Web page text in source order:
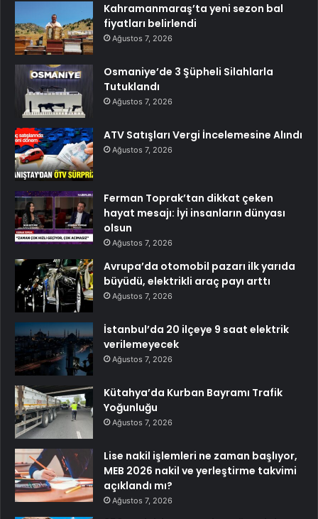
Kahramanmaraş’ta yeni sezon bal
fiyatları belirlendi
Ağustos 7, 2026
Osmaniye’de 3 Şüpheli Silahlarla
Tutuklandı
Ağustos 7, 2026
ATV Satışları Vergi İncelemesine Alındı
Ağustos 7, 2026
Ferman Toprak’tan dikkat çeken
hayat mesajı: İyi insanların dünyası
olsun
Ağustos 7, 2026
Avrupa’da otomobil pazarı ilk yarıda
büyüdü, elektrikli araç payı arttı
Ağustos 7, 2026
İstanbul’da 20 ilçeye 9 saat elektrik
verilemeyecek
Ağustos 7, 2026
Kütahya’da Kurban Bayramı Trafik
Yoğunluğu
Ağustos 7, 2026
Lise nakil işlemleri ne zaman başlıyor,
MEB 2026 nakil ve yerleştirme takvimi
açıklandı mı?
Ağustos 7, 2026